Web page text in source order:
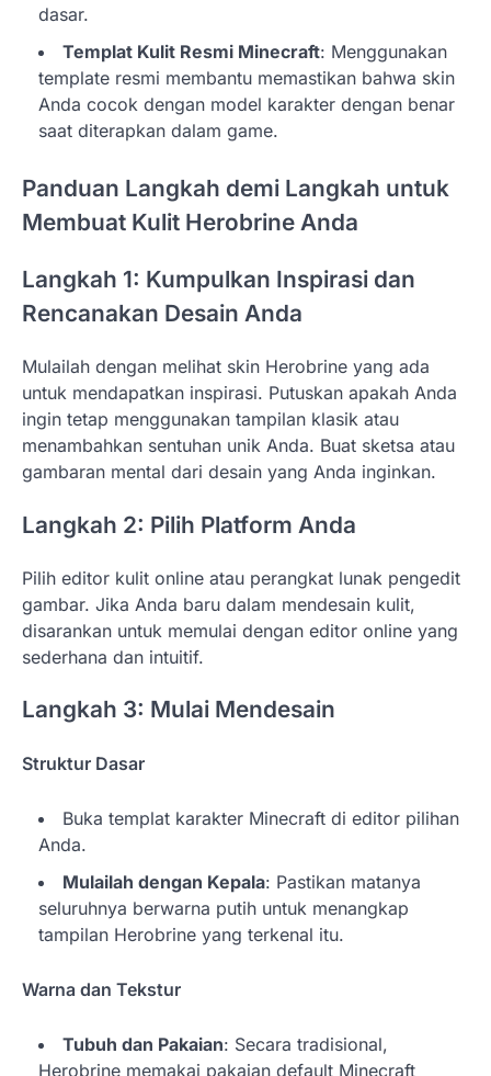
dasar.
Templat Kulit Resmi Minecraft: Menggunakan
template resmi membantu memastikan bahwa skin
Anda cocok dengan model karakter dengan benar
saat diterapkan dalam game.
Panduan Langkah demi Langkah untuk
Membuat Kulit Herobrine Anda
Langkah 1: Kumpulkan Inspirasi dan
Rencanakan Desain Anda
Mulailah dengan melihat skin Herobrine yang ada
untuk mendapatkan inspirasi. Putuskan apakah Anda
ingin tetap menggunakan tampilan klasik atau
menambahkan sentuhan unik Anda. Buat sketsa atau
gambaran mental dari desain yang Anda inginkan.
Langkah 2: Pilih Platform Anda
Pilih editor kulit online atau perangkat lunak pengedit
gambar. Jika Anda baru dalam mendesain kulit,
disarankan untuk memulai dengan editor online yang
sederhana dan intuitif.
Langkah 3: Mulai Mendesain
Struktur Dasar
Buka templat karakter Minecraft di editor pilihan
Anda.
Mulailah dengan Kepala: Pastikan matanya
seluruhnya berwarna putih untuk menangkap
tampilan Herobrine yang terkenal itu.
Warna dan Tekstur
Tubuh dan Pakaian: Secara tradisional,
Herobrine memakai pakaian default Minecraft